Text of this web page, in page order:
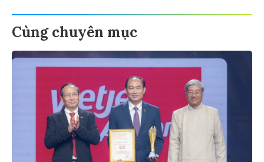
Cùng chuyên mục